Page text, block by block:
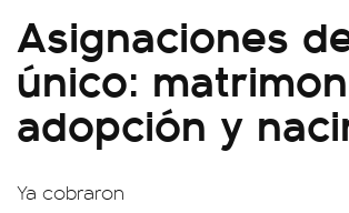
Asignaciones
único:
adopción y
Ya cobraron